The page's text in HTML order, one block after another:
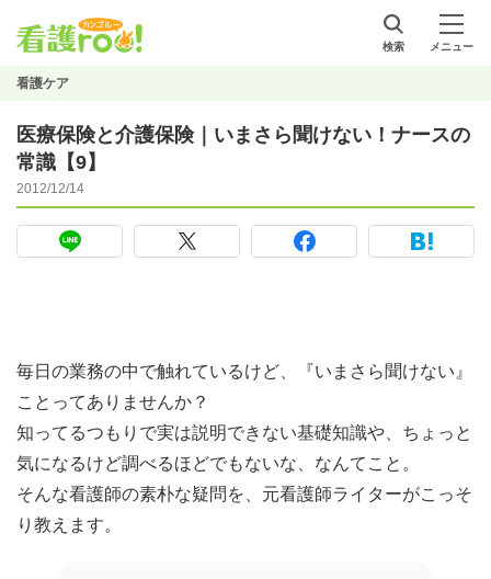
検索 メニュー
看護ケア
医療保険と介護保険｜いまさら聞けない！ナースの
常識【9】
2012/12/14
毎日の業務の中で触れているけど、『いまさら聞けない』
ことってありませんか？
知ってるつもりで実は説明できない基礎知識や、ちょっと
気になるけど調べるほどでもないな、なんてこと。
そんな看護師の素朴な疑問を、元看護師ライターがこっそ
り教えます。